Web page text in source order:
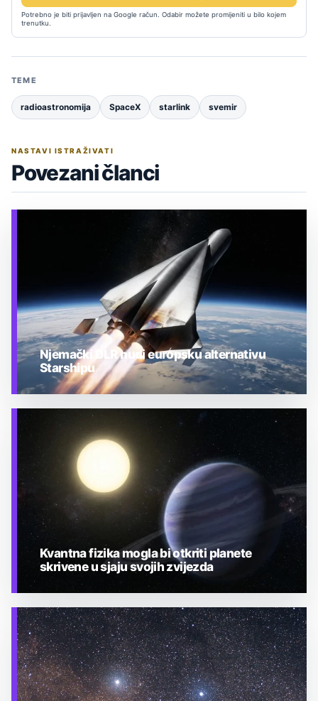
Potrebno je biti prijavljen na Google račun. Odabir možete promijeniti u bilo kojem
trenutku.
TEME
radioastronomija SpaceX starlink svemir
NASTAVI ISTRAŽIVATI
Povezani članci
TEHNOLOGIJA
Njemački DLR nudi europsku alternativu
Starshipu
TEHNOLOGIJA
Kvantna fizika mogla bi otkriti planete
skrivene u sjaju svojih zvijezda